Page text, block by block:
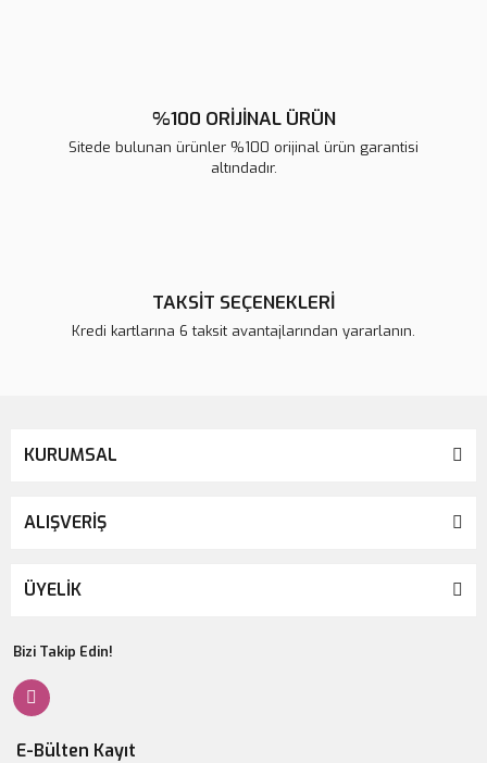
%100 ORİJİNAL ÜRÜN
Sitede bulunan ürünler %100 orijinal ürün garantisi
altındadır.
TAKSİT SEÇENEKLERİ
Kredi kartlarına 6 taksit avantajlarından yararlanın.
KURUMSAL
ALIŞVERİŞ
ÜYELİK
Bizi Takip Edin!
E-Bülten Kayıt